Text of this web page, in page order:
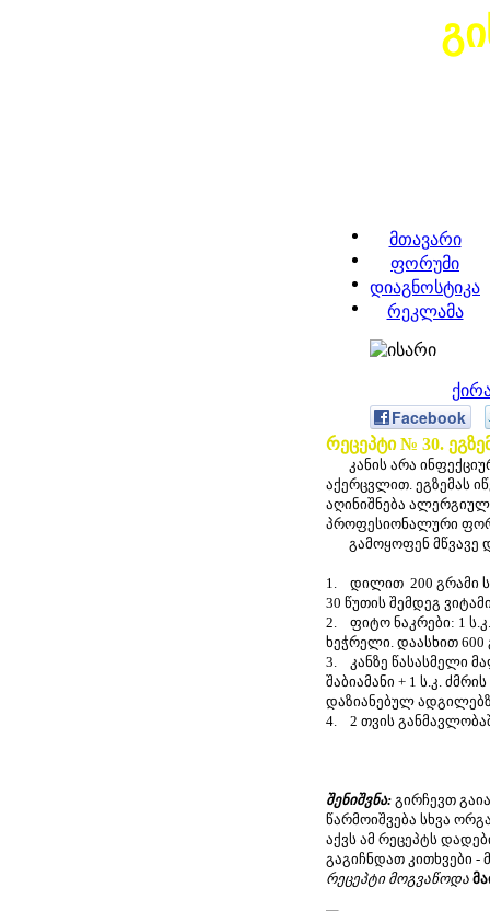
მთავარი
ფორუმი
დიაგნოსტიკა
რეკლამა
Facebook
რეცეპტი № 30.
კანის არა
აქერცვლით. ეგზემას
აღინიშნება
პროფესიონალური
გამოყოფენ მწვავე
1. დილით 200 გრამი
30 წუთის შემდეგ
2. ფიტო ნაკრები: 1 ს.კ.
ხეჭრელი. დაასხით 600
3. კანზე წასასმელი
შაბიამანი + 1 ს.კ.
დაზიანებულ
4. 2 თვის
შენიშვნა: გირჩევთ
წარმოიშვება სხვა
აქვს ამ რეცეპტს
გაგიჩნდათ კითხვები -
რეცეპტი მოგვაწოდა